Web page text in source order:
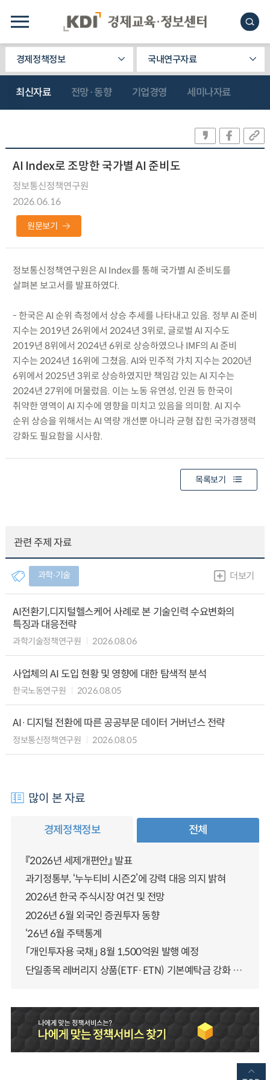
경제정책정보 국내연구자료
최신자료 전망·동향 기업경영 세미나자료
AI Index로 조망한 국가별 AI 준비도
정보통신정책연구원
2026.06.16
원문보기
정보통신정책연구원은 AI Index를 통해 국가별 AI 준비도를
살펴본 보고서를 발표하였다.
- 한국은 AI 순위 측정에서 상승 추세를 나타내고 있음. 정부 AI 준비
지수는 2019년 26위에서 2024년 3위로, 글로벌 AI 지수도
2019년 8위에서 2024년 6위로 상승하였으나 IMF의 AI 준비
지수는 2024년 16위에 그쳤음. AI와 민주적 가치 지수는 2020년
6위에서 2025년 3위로 상승하였지만 책임감 있는 AI 지수는
2024년 27위에 머물렀음. 이는 노동 유연성, 인권 등 한국이
취약한 영역이 AI 지수에 영향을 미치고 있음을 의미함. AI 지수
순위 상승을 위해서는 AI 역량 개선뿐 아니라 균형 잡힌 국가경쟁력
강화도 필요함을 시사함.
목록보기
관련 주제 자료
과학∙기술 더보기
AI전환기,디지털헬스케어 사례로 본 기술인력 수요변화의
특징과 대응전략
과학기술정책연구원 2026.08.06
사업체의 AI 도입 현황 및 영향에 대한 탐색적 분석
한국노동연구원 2026.08.05
AI·디지털 전환에 따른 공공부문 데이터 거버넌스 전략
정보통신정책연구원 2026.08.05
많이 본 자료
경제정책정보 전체
『2026년 세제개편안』 발표
과기정통부, ‘누누티비 시즌2’에 강력 대응 의지 밝혀
2026년 한국 주식시장 여건 및 전망
2026년 6월 외국인 증권투자 동향
‘26년 6월 주택통계
「개인투자용 국채」 8월 1,500억원 발행 예정
단일종목 레버리지 상품(ETF·ETN) 기본예탁금 강화 조기시행 방안 안내